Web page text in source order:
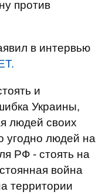
против
в интервью
и
Украины,
людей своих
угодно людей на
РФ - стоять на
война
территории